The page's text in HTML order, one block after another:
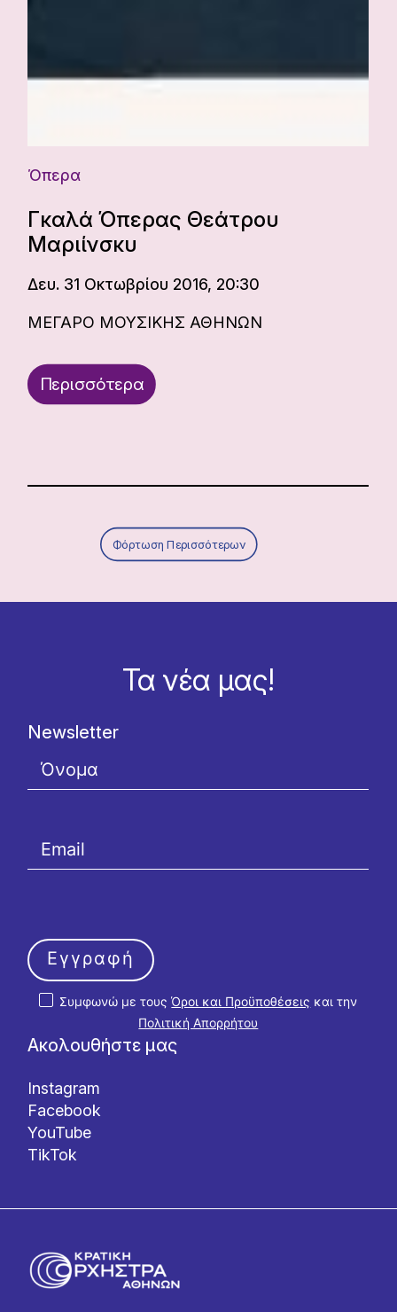
Όπερα
Γκαλά Όπερας Θεάτρου
Μαριίνσκυ
Δευ. 31 Οκτωβρίου 2016, 20:30
ΜΕΓΑΡΟ ΜΟΥΣΙΚΗΣ ΑΘΗΝΩΝ
Περισσότερα
Φόρτωση Περισσότερων
Τα νέα μας!
Ακολουθήστε μας
Instagram
Facebook
YouTube
TikTok
Newsletter
Συμφωνώ με τουςΌροι και Προϋποθέσεις και την
Πολιτική Απορρήτου
Εγγραφή